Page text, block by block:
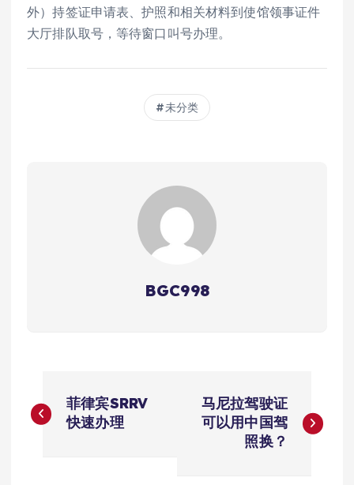
外）持签证申请表、护照和相关材料到使馆领事证件
大厅排队取号，等待窗口叫号办理。
未分类
BGC998
章
菲律宾SRRV
快速办理
马尼拉驾驶证
可以用中国驾
照换？